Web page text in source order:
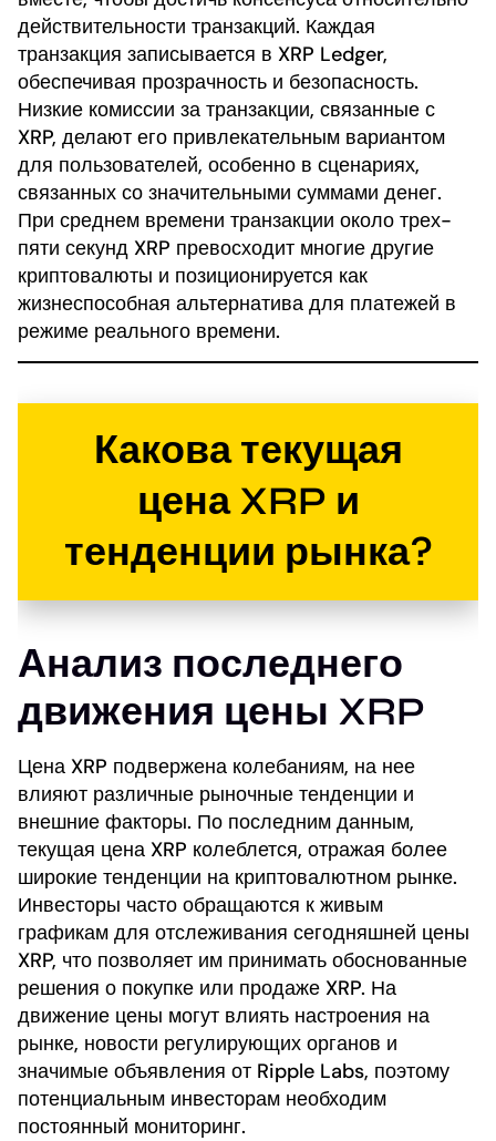
действительности транзакций. Каждая
транзакция записывается в XRP Ledger,
обеспечивая прозрачность и безопасность.
Низкие комиссии за транзакции, связанные с
XRP, делают его привлекательным вариантом
для пользователей, особенно в сценариях,
связанных со значительными суммами денег.
При среднем времени транзакции около трех-
пяти секунд XRP превосходит многие другие
криптовалюты и позиционируется как
жизнеспособная альтернатива для платежей в
режиме реального времени.
Какова текущая
цена XRP и
тенденции рынка?
Анализ последнего
движения цены XRP
Цена XRP подвержена колебаниям, на нее
влияют различные рыночные тенденции и
внешние факторы. По последним данным,
текущая цена XRP колеблется, отражая более
широкие тенденции на криптовалютном рынке.
Инвесторы часто обращаются к живым
графикам для отслеживания сегодняшней цены
XRP, что позволяет им принимать обоснованные
решения о покупке или продаже XRP. На
движение цены могут влиять настроения на
рынке, новости регулирующих органов и
значимые объявления от Ripple Labs, поэтому
потенциальным инвесторам необходим
постоянный мониторинг.